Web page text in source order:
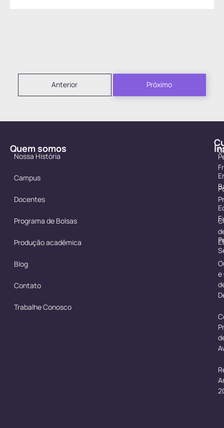
Anterior Próximo
Quem somos
Nossa História
Campus
Docentes
Programa de Bolsas
Produção acadêmica
Blog
Contato
Trabalhe Conosco
e